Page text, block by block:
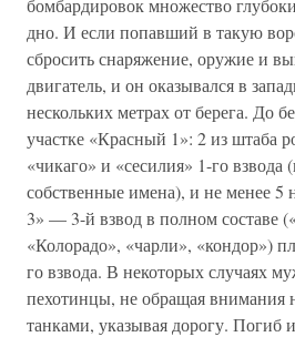
бомбардировок множество
дно. И если попавший в такую
сбросить снаряжение, оружие и
двигатель, и он оказывался в
нескольких метрах от берега. До
участке «Красный 1»: 2 из штаба
«чикаго» и «сесилия» 1-го взвода
собственные имена), и не менее 5
3» — 3-й взвод в полном составе
«Колорадо», «чарли», «кондор»)
го взвода. В некоторых случаях
пехотинцы, не обращая внимания
танками, указывая дорогу. Погиб